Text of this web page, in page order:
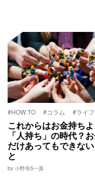
#HOW TO #コラム #ライフ
これからはお金持ちよ
「人持ち」の時代？
だけあってもできな
と
by 小野寺S一貴